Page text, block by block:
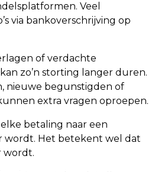
Veel
via bankoverschrijving op
of verdachte
zo’n storting langer duren.
nieuwe begunstigden of
extra vragen oproepen.
betaling naar een
wordt. Het betekent wel dat
wordt.